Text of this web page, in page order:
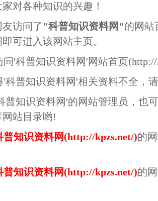
对各种知识的兴趣！
访问了 "科普知识资料网"的网站
可进入该网站主页。
问'科普知识资料网'网站首页(http://
'科普知识资料网'相关资料不全，
普知识资料网'的网站管理员，也
站目录哟!
普知识资料网(http://kpzs.net/)的
普知识资料网(http://kpzs.net/)的